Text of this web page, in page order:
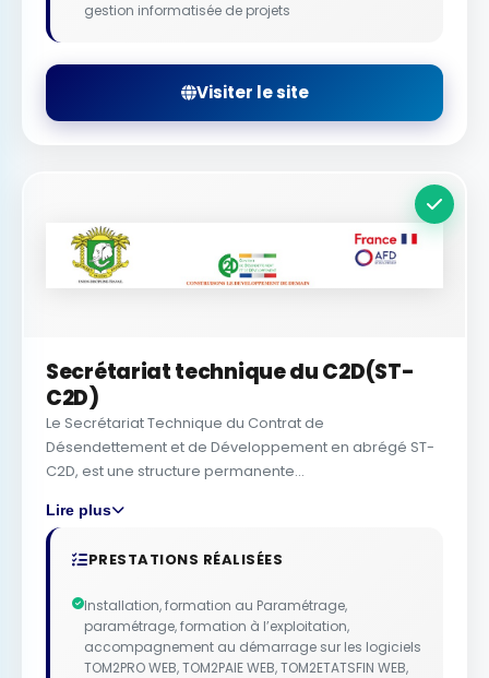
gestion informatisée de projets
Visiter le site
Secrétariat technique du C2D(ST-
C2D)
Le Secrétariat Technique du Contrat de
Désendettement et de Développement en abrégé ST-
C2D, est une structure permanente...
Lire plus
PRESTATIONS RÉALISÉES
Installation, formation au Paramétrage,
paramétrage, formation à l’exploitation,
accompagnement au démarrage sur les logiciels
TOM2PRO WEB, TOM2PAIE WEB, TOM2ETATSFIN WEB,